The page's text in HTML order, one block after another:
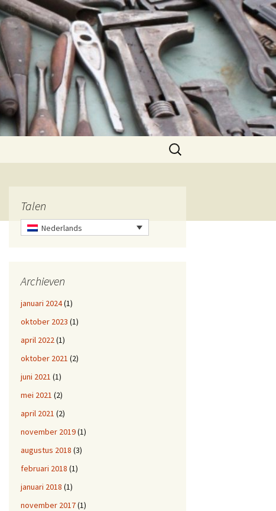
Zoeken
naar:
Talen
Nederlands
Archieven
januari 2024(1)
oktober 2023 (1)
april 2022 (1)
oktober 2021 (2)
juni 2021 (1)
mei 2021 (2)
april 2021 (2)
november 2019(1)
augustus 2018 (3)
februari 2018 (1)
januari 2018 (1)
november 2017(1)